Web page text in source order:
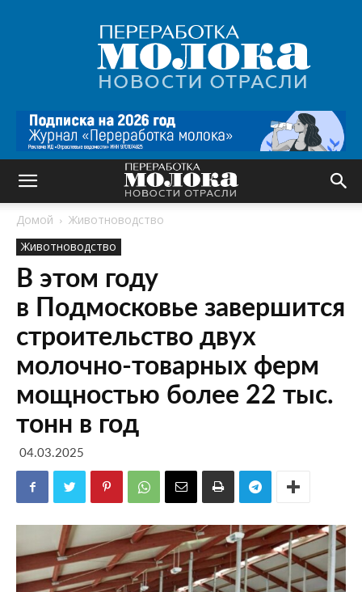
Переработка
молока
|
Новости
Домой
Животноводство
Животноводство
В этом году
в Подмосковье завершится
строительство двух
молочно-товарных ферм
мощностью более 22 тыс.
тонн в год
04.03.2025